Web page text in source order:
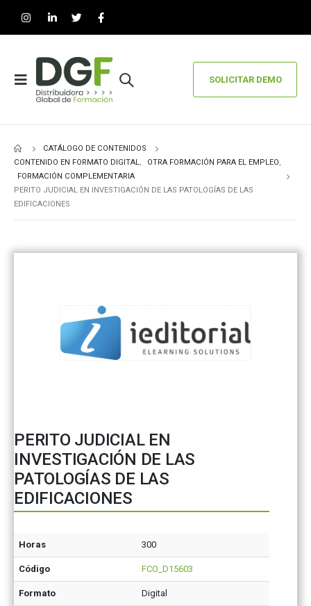
SOLICITAR DEMO
CATÁLOGO DE CONTENIDOS
CONTENIDO EN FORMATO DIGITAL, OTRA FORMACIÓN PARA EL EMPLEO,
FORMACIÓN COMPLEMENTARIA
PERITO JUDICIAL EN INVESTIGACIÓN DE LAS PATOLOGÍAS DE LAS
EDIFICACIONES
PERITO JUDICIAL EN
INVESTIGACIÓN DE LAS
PATOLOGÍAS DE LAS
EDIFICACIONES
Horas 300
Código FCO_D15603
Formato Digital